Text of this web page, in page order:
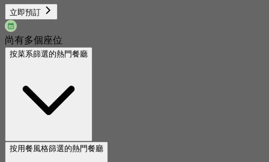
立即預訂
尚有多個座位
按菜系篩選的熱門餐廳
按用餐風格篩選的熱門餐廳